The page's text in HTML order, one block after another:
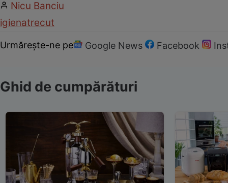
Nicu Banciu
igienatrecut
Urmărește-ne pe Google News Facebook
Ghid de cumpărături